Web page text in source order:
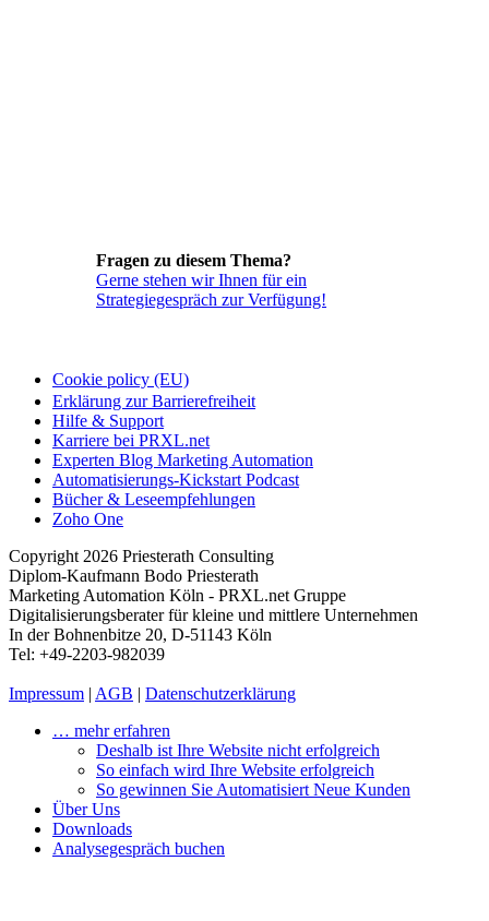
Fragen zu diesem Thema?
Gerne stehen wir Ihnen für ein
Strategiegespräch zur Verfügung!
Cookie policy (EU)
Erklärung zur Barrierefreiheit
Hilfe & Support
Karriere bei PRXL.net
Experten Blog Marketing Automation
Automatisierungs-Kickstart Podcast
Bücher & Leseempfehlungen
Zoho One
Copyright 2026 Priesterath Consulting
Diplom-Kaufmann Bodo Priesterath
Marketing Automation Köln - PRXL.net Gruppe
Digitalisierungsberater für kleine und mittlere Unternehmen
In der Bohnenbitze 20, D-51143 Köln
Tel: +49-2203-982039
Impressum | AGB | Datenschutzerklärung
… mehr erfahren
Deshalb ist Ihre Website nicht erfolgreich
So einfach wird Ihre Website erfolgreich
So gewinnen Sie Automatisiert Neue Kunden
Über Uns
Downloads
Analysegespräch buchen